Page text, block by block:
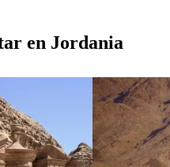
en Jordania